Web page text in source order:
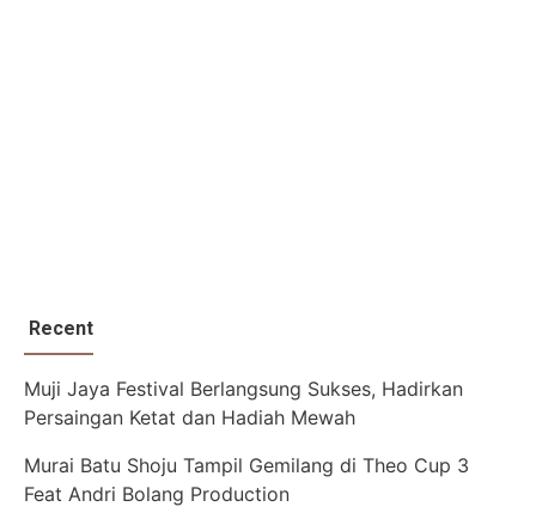
Recent
Muji Jaya Festival Berlangsung Sukses, Hadirkan
Persaingan Ketat dan Hadiah Mewah
Murai Batu Shoju Tampil Gemilang di Theo Cup 3
Feat Andri Bolang Production